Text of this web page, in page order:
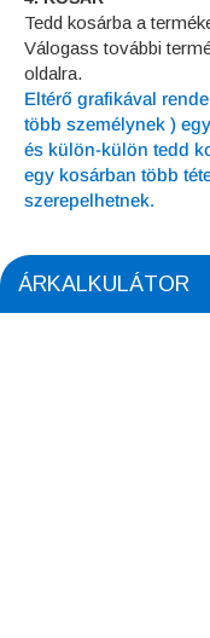
Tedd kosárba a
Válogass további
oldalra.
Eltérő grafikával
több személynek )
és külön-külön tedd
egy kosárban több
szerepelhetnek.
ÁRKALKULÁTOR